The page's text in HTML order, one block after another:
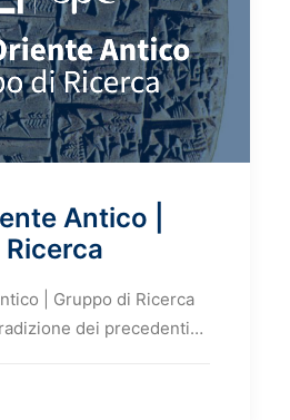
Antico |
| Gruppo di Ricerca
dei precedenti…